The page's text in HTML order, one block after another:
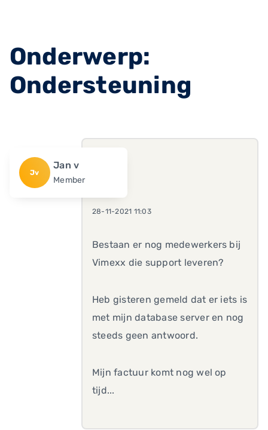
Onderwerp:
Ondersteuning
Jv
Jan v
Member
28-11-2021 11:03
Bestaan er nog medewerkers bij
Vimexx die support leveren?
Heb gisteren gemeld dat er iets is
met mijn database server en nog
steeds geen antwoord.
Mijn factuur komt nog wel op
tijd...